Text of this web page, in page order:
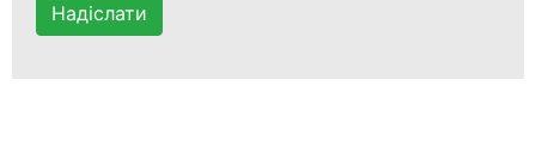
Надіслати